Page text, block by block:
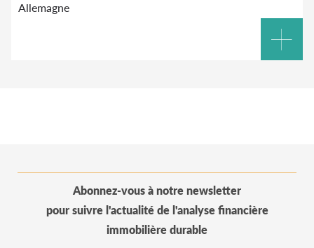
Allemagne
Abonnez-vous à notre newsletter
pour suivre l'actualité de l'analyse financière
immobilière durable